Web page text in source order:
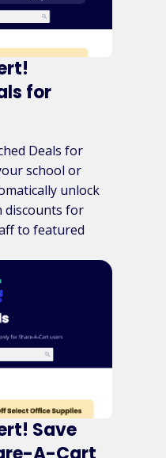
for
Deals for
school or
unlock
discounts for
to featured
Save